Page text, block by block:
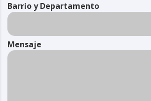
Barrio y Departamento
Mensaje